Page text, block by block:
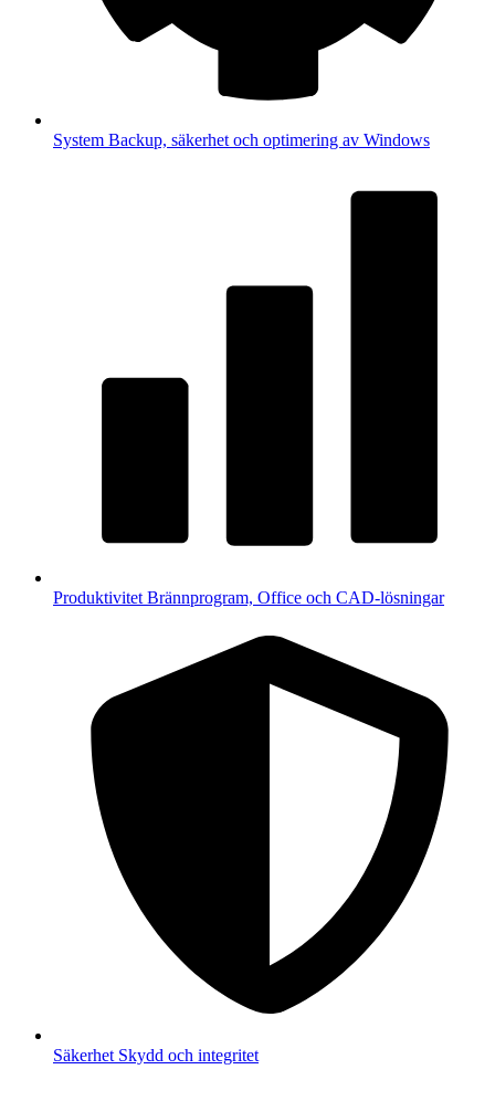
System Backup, säkerhet och optimering av Windows
Produktivitet Brännprogram, Office och CAD-lösningar
Säkerhet Skydd och integritet